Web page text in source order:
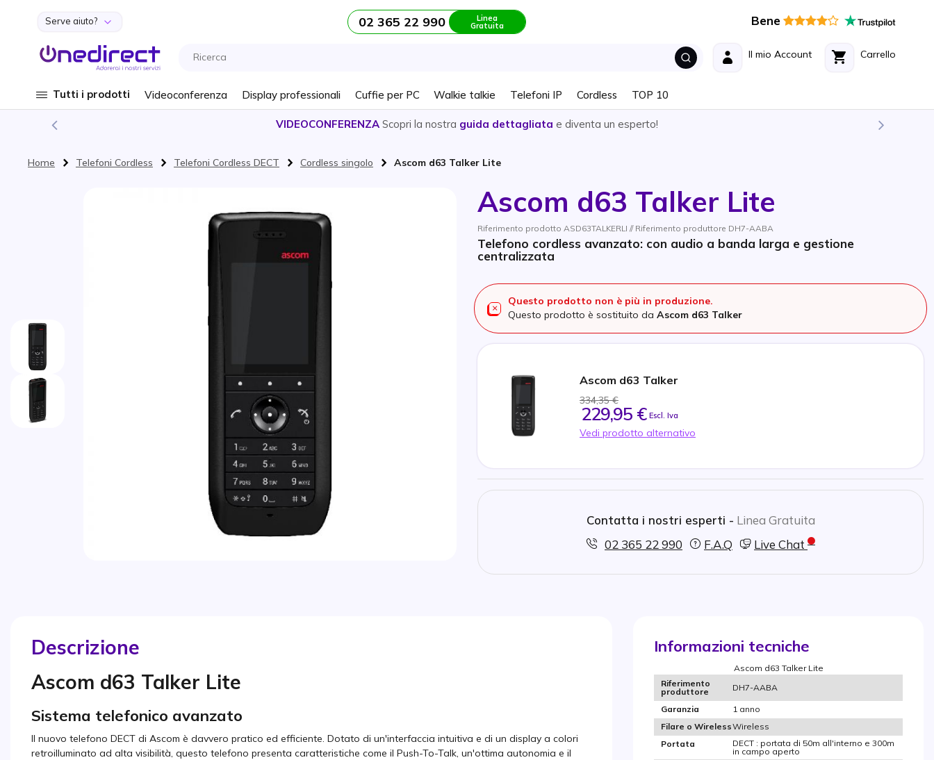
Salta al contenuto
Serve aiuto? 02 365 22 990 Linea
Gratuita Bene
Carrello
Il mio Account
Tutti i prodotti Videoconferenza Display professionali Cuffie per PC Walkie talkie Telefoni IP Cordless TOP 10
VIDEOCONFERENZA Scopri la nostra guida dettagliata e diventa un esperto!
Home Telefoni Cordless Telefoni Cordless DECT Cordless singolo Ascom d63 Talker Lite
Ascom d63 Talker Lite
Riferimento prodotto ASD63TALKERLI // Riferimento produttore DH7-AABA
Telefono cordless avanzato: con audio a banda larga e gestione
centralizzata
Questo prodotto non è più in produzione.
Questo prodotto è sostituito da Ascom d63 Talker
Ascom d63 Talker
334,35 €
229,95 € Escl. Iva
Vedi prodotto alternativo
Contatta i nostri esperti - Linea Gratuita
02 365 22 990
F.A.Q Live Chat
Descrizione
Ascom d63 Talker Lite
Sistema telefonico avanzato
Il nuovo telefono DECT di Ascom è davvero pratico ed efficiente. Dotato di un'interfaccia intuitiva e di un display a colori
retroilluminato ad alta visibilità, questo telefono presenta caratteristiche come il Push-To-Talk, un'ottima autonomia e il
Informazioni tecniche
Ascom d63 Talker Lite
Riferimento
produttore
DH7-AABA
Garanzia
1 anno
Filare o WirelessWireless
Portata
DECT : portata di 50m all'interno e 300m
in campo aperto